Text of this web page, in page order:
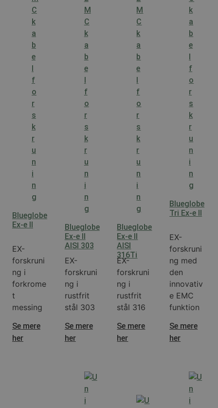
Blueglobe
Ex-e II
EX-
forskruni
ng i
forkrome
t
messing
Se mere
her
Blueglobe
Ex-e II
AISI 303
EX-
forskruni
ng i
rustfrit
stål 303
Se mere
her
Blueglobe
Ex-e II
AISI
316Ti
EX-
forskruni
ng i
rustfrit
stål 316
Se mere
her
Blueglobe
Tri Ex-e II
EX-
forskruni
ng med
den
innovativ
e EMC
funktion
Se mere
her